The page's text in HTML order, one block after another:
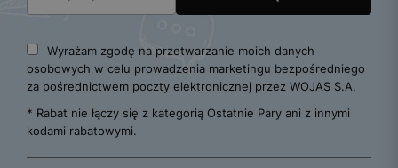
Wyrażam zgodę na przetwarzanie moich danych
osobowych w celu prowadzenia marketingu bezpośredniego
za pośrednictwem poczty elektronicznej przez WOJAS S.A.
* Rabat nie łączy się z kategorią Ostatnie Pary ani z innymi
kodami rabatowymi.